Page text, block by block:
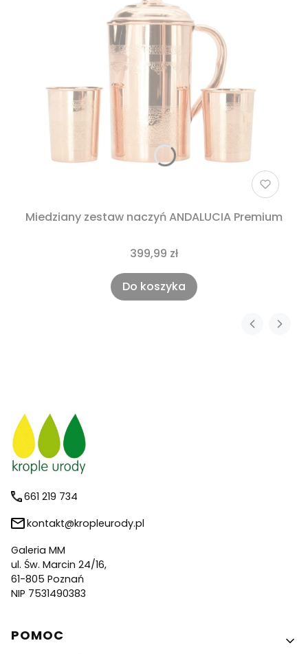
Miedziany zestaw naczyń ANDALUCIA Premium
399,99 zł
Do koszyka
661 219 734
kontakt@kropleurody.pl
Galeria MM
ul. Św. Marcin 24/16,
61-805 Poznań
NIP 7531490383
Linki w stopce
POMOC